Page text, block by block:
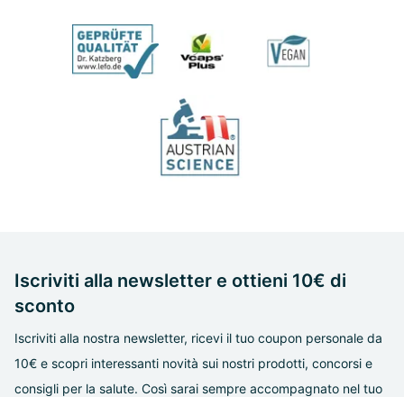
Iscriviti alla newsletter e ottieni 10€ di
sconto
Iscriviti alla nostra newsletter, ricevi il tuo coupon personale da
10€ e scopri interessanti novità sui nostri prodotti, concorsi e
consigli per la salute. Così sarai sempre accompagnato nel tuo